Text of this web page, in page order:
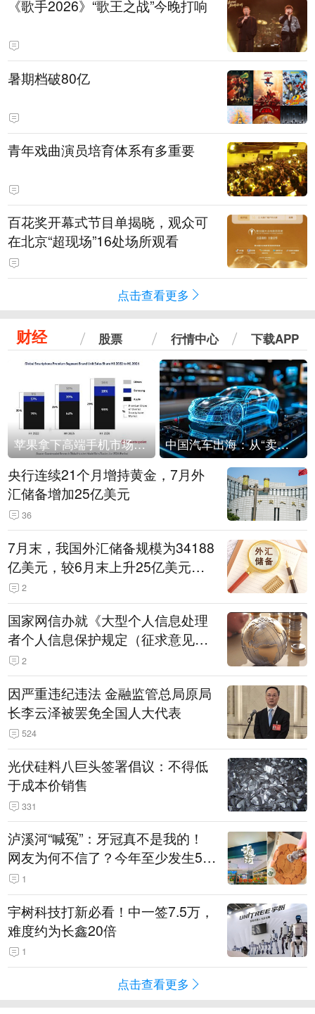
《歌手2026》“歌王之战”今晚打响
暑期档破80亿
青年戏曲演员培育体系有多重要
百花奖开幕式节目单揭晓，观众可
在北京“超现场”16处场所观看
点击查看更多
财经 股票 行情中心 下载APP
苹果拿下高端手机市场65%的份额：iPhone 17系列功不可没 中国汽车出海：从“卖出去”到“走进去”
央行连续21个月增持黄金，7月外
汇储备增加25亿美元
36
7月末，我国外汇储备规模为34188
亿美元，较6月末上升25亿美元，
升幅为0.07%
2
国家网信办就《大型个人信息处理
者个人信息保护规定（征求意见
稿）》公开征求意见
2
因严重违纪违法 金融监管总局原局
长李云泽被罢免全国人大代表
524
光伏硅料八巨头签署倡议：不得低
于成本价销售
331
泸溪河“喊冤”：牙冠真不是我的！
网友为何不信了？今年至少发生5
起“食品冤案”
1
宇树科技打新必看！中一签7.5万，
难度约为长鑫20倍
1
点击查看更多